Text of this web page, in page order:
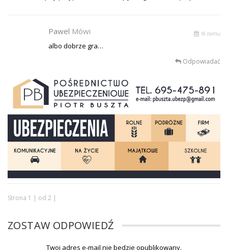
Pawel Mówi % temu
albo dobrze gra…
Odpowiadać
Strona 1 | od 2 |
ZOSTAW ODPOWIEDŹ
Twoj adres e-mail nie bedzie opublikowany.